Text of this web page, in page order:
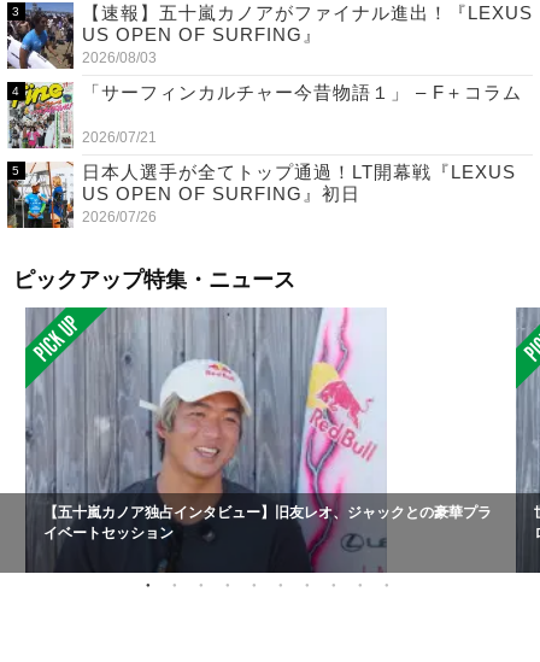
【速報】五十嵐カノアがファイナル進出！『LEXUS
US OPEN OF SURFING』
2026/08/03
「サーフィンカルチャー今昔物語１」 – F＋コラム
2026/07/21
日本人選手が全てトップ通過！LT開幕戦『LEXUS
US OPEN OF SURFING』初日
2026/07/26
ピックアップ特集・ニュース
【五十嵐カノア独占インタビュー】旧友レオ、ジャックとの豪華プラ
イベートセッション